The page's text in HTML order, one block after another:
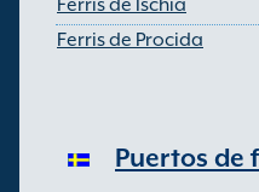
Ferris de Ischia
Ferris de Procida
Puertos de